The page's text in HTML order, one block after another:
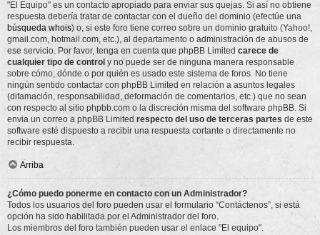
"El Equipo" es un contacto apropiado para enviar sus quejas. Si así no obtiene
respuesta debería tratar de contactar con el dueño del dominio (efectúe una
búsqueda whois) o, si este foro tiene correo sobre un dominio gratuito (Yahoo!,
gmail.com, hotmail.com, etc.), al departamento o administración de abusos de
ese servicio. Por favor, tenga en cuenta que phpBB Limited carece de
cualquier tipo de control y no puede ser de ninguna manera responsable
sobre cómo, dónde o por quién es usado este sistema de foros. No tiene
ningún sentido contactar con phpBB Limited en relación a asuntos legales
(difamación, responsabilidad, deformación de comentarios, etc.) que no sean
con respecto al sitio phpbb.com o la discreción misma del software phpBB. Si
envia un correo a phpBB Limited respecto del uso de terceras partes de este
software esté dispuesto a recibir una respuesta cortante o directamente no
recibir respuesta.
Arriba
¿Cómo puedo ponerme en contacto con un Administrador?
Todos los usuarios del foro pueden usar el formulario “Contáctenos”, si está
opción ha sido habilitada por el Administrador del foro.
Los miembros del foro también pueden usar el enlace "El equipo".